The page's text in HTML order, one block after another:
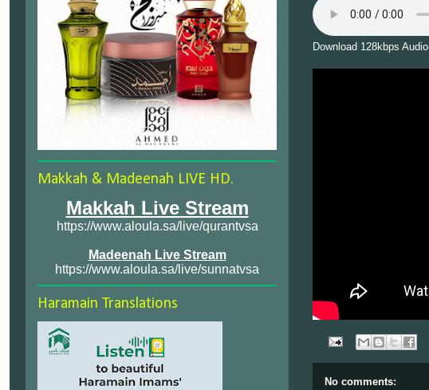
Download 128kbps Audio
No comments:
Makkah & Madeenah LIVE HD.
Makkah Live Stream
https://www.aloula.sa/live/qurantvsa
Madeenah Live Stream
https://www.aloula.sa/live/sunnatvsa
Haramain Translations